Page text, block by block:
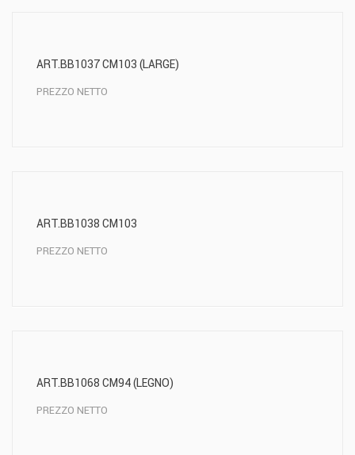
ART.BB1037 CM103 (LARGE)
PREZZO NETTO
ART.BB1038 CM103
PREZZO NETTO
ART.BB1068 CM94 (LEGNO)
PREZZO NETTO